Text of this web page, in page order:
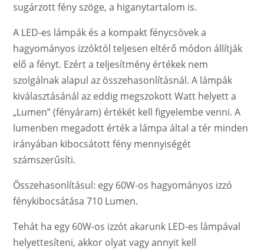
sugárzott fény szöge, a higanytartalom is.
A LED-es lámpák és a kompakt fénycsövek a
hagyományos izzóktól teljesen eltérő módon állítják
elő a fényt. Ezért a teljesítmény értékek nem
szolgálnak alapul az összehasonlításnál. A lámpák
kiválasztásánál az eddig megszokott Watt helyett a
„Lumen” (fényáram) értékét kell figyelembe venni. A
lumenben megadott érték a lámpa által a tér minden
irányában kibocsátott fény mennyiségét
számszerűsíti.
Összehasonlításul: egy 60W-os hagyományos izzó
fénykibocsátása 710 Lumen.
Tehát ha egy 60W-os izzót akarunk LED-es lámpával
helyettesíteni, akkor olyat vagy annyit kell